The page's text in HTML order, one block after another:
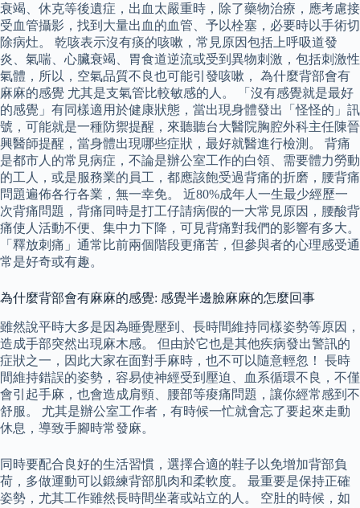
衰竭、休克等後遺症，出血太嚴重時，除了藥物治療，應考慮接
受血管攝影，找到大量出血的血管、予以栓塞，必要時以手術切
除病灶。 乾咳表示沒有痰的咳嗽，常見原因包括上呼吸道發
炎、氣喘、心臟衰竭、胃食道逆流或受到異物刺激，包括刺激性
氣體，所以，空氣品質不良也可能引發咳嗽， 為什麼背部會有
麻麻的感覺 尤其是支氣管比較敏感的人。 「沒有感覺就是最好
的感覺」有同樣適用於健康狀態，當出現身體發出「怪怪的」訊
號，可能就是一種防禦提醒，來聽聽台大醫院胸腔外科主任陳晉
興醫師提醒，當身體出現哪些症狀，最好就醫進行檢測。 背痛
是都市人的常見病症，不論是辦公室工作的白領、需要體力勞動
的工人，或是服務業的員工，都應該飽受過背痛的折磨，腰背痛
問題遍佈各行各業，無一幸免。 近80%成年人一生最少經歷一
次背痛問題，背痛同時是打工仔請病假的一大常見原因，腰酸背
痛使人活動不便、集中力下降，可見背痛對我們的影響有多大。
「釋放刺痛」通常比前兩個階段更痛苦，但參與者的心理感受通
常是好奇或有趣。
為什麼背部會有麻麻的感覺: 感覺半邊臉麻麻的怎麼回事
雖然說平時大多是因為睡覺壓到、長時間維持同樣姿勢等原因，
造成手部突然出現麻木感。 但由於它也是其他疾病發出警訊的
症狀之一，因此大家在面對手麻時，也不可以隨意輕忽！ 長時
間維持錯誤的姿勢，容易使神經受到壓迫、血系循環不良，不僅
會引起手麻，也會造成肩頸、腰部等痠痛問題，讓你經常感到不
舒服。 尤其是辦公室工作者，有時候一忙就會忘了要起來走動
休息，導致手腳時常發麻。
同時要配合良好的生活習慣，選擇合適的鞋子以免增加背部負
荷，多做運動可以鍛練背部肌肉和柔軟度。 最重要是保持正確
姿勢，尤其工作雖然長時間坐著或站立的人。 空肚的時候，如